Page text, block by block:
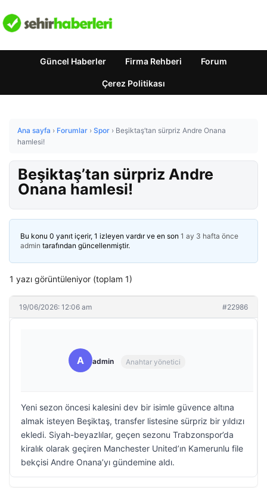
Güncel Haberler Firma Rehberi Forum
Çerez Politikası
Ana sayfa › Forumlar › Spor › Beşiktaş’tan sürpriz Andre Onana
hamlesi!
Beşiktaş’tan sürpriz Andre
Onana hamlesi!
Bu konu 0 yanıt içerir, 1 izleyen vardır ve en son 1 ay 3 hafta önce
admin tarafından güncellenmiştir.
1 yazı görüntüleniyor (toplam 1)
19/06/2026: 12:06 am #22986
A admin Anahtar yönetici
Yeni sezon öncesi kalesini dev bir isimle güvence altına
almak isteyen Beşiktaş, transfer listesine sürpriz bir yıldızı
ekledi. Siyah-beyazlılar, geçen sezonu Trabzonspor’da
kiralık olarak geçiren Manchester United’ın Kamerunlu file
bekçisi Andre Onana’yı gündemine aldı.